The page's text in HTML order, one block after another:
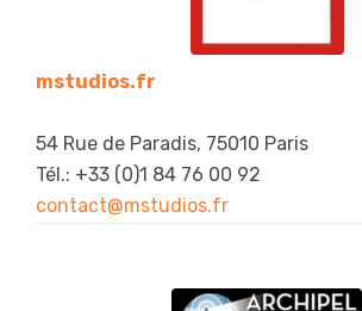
mstudios.fr
54 Rue de Paradis, 75010 Paris
Tél.: +33 (0)1 84 76 00 92
contact@mstudios.fr